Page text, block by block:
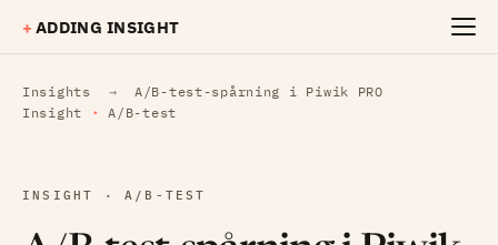
+ ADDING INSIGHT
Insights →
A/B-test-spårning i Piwik PRO
Insight
· A/B-test
INSIGHT · A/B-TEST